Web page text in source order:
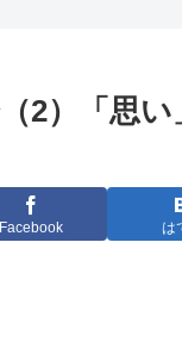
2）「思
Facebook は